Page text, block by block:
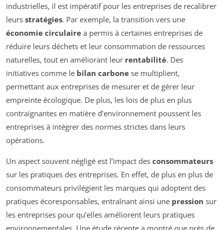
industrielles, il est impératif pour les entreprises de recalibrer
leurs stratégies. Par exemple, la transition vers une
économie circulaire a permis à certaines entreprises de
réduire leurs déchets et leur consommation de ressources
naturelles, tout en améliorant leur rentabilité. Des
initiatives comme le bilan carbone se multiplient,
permettant aux entreprises de mesurer et de gérer leur
empreinte écologique. De plus, les lois de plus en plus
contraignantes en matière d’environnement poussent les
entreprises à intégrer des normes strictes dans leurs
opérations.
Un aspect souvent négligé est l’impact des consommateurs
sur les pratiques des entreprises. En effet, de plus en plus de
consommateurs privilégient les marques qui adoptent des
pratiques écoresponsables, entraînant ainsi une pression sur
les entreprises pour qu’elles améliorent leurs pratiques